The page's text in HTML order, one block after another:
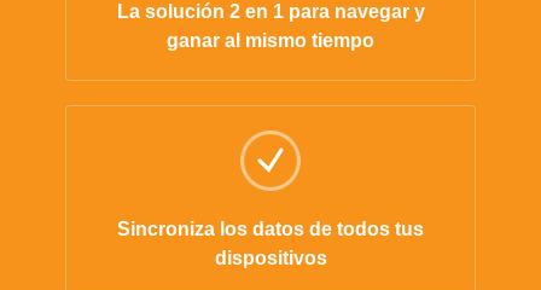
La solución 2 en 1 para navegar y
ganar al mismo tiempo
Sincroniza los datos de todos tus
dispositivos